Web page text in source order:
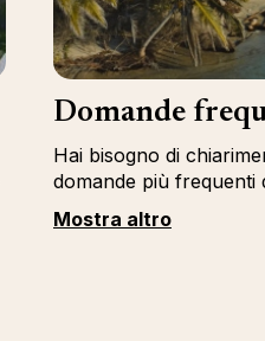
Domande
Hai bisogno di
domande più frequenti
Mostra altro